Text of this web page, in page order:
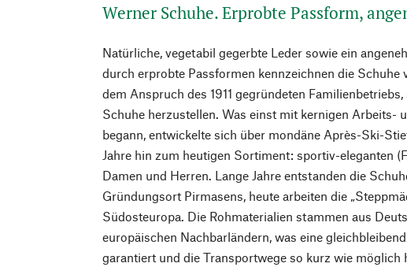
Werner Schuhe. Erprobte Passform,
Natürliche, vegetabil gegerbte Leder sowie ein
durch erprobte Passformen kennzeichnen die Schuhe
dem Anspruch des 1911 gegründeten
Schuhe herzustellen. Was einst mit kernigen Arbeits-
begann, entwickelte sich über mondäne Après-Ski-
Jahre hin zum heutigen Sortiment: sportiv-eleganten
Damen und Herren. Lange Jahre entstanden die
Gründungsort Pirmasens, heute arbeiten die
Südosteuropa. Die Rohmaterialien stammen aus
europäischen Nachbarländern, was eine
garantiert und die Transportwege so kurz wie möglich